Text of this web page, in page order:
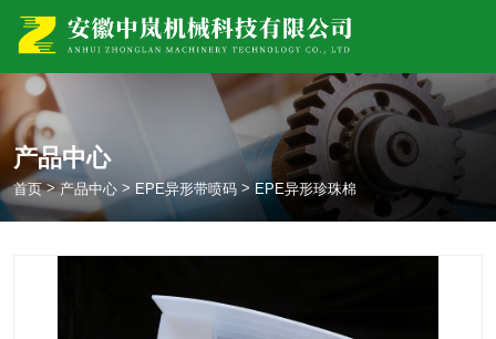
产品中心
首页>产品中心 > EPE异形带喷码 > EPE异形珍珠棉